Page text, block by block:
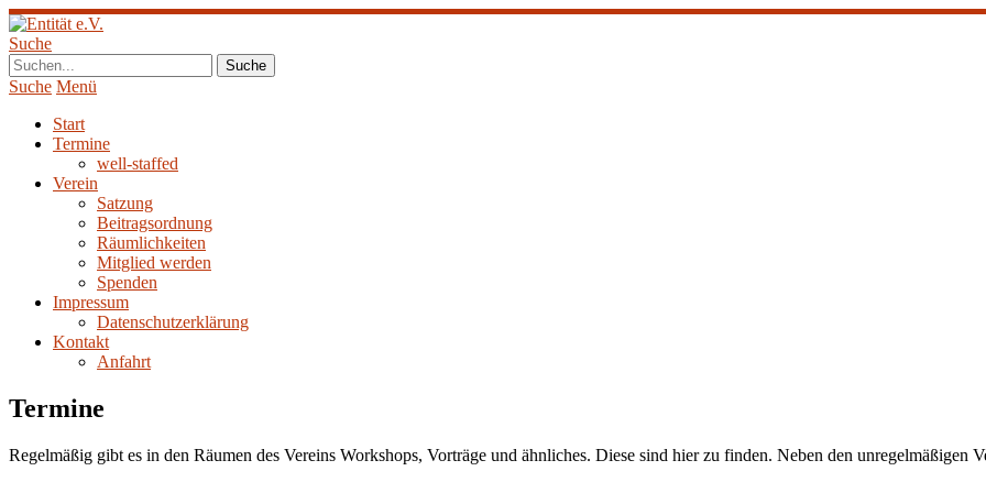
Suche
Suche Menü
Start
Termine
well-staffed
Verein
Satzung
Beitragsordnung
Räumlichkeiten
Mitglied werden
Spenden
Impressum
Datenschutzerklärung
Kontakt
Anfahrt
Termine
Regelmäßig gibt es in den Räumen des Vereins Workshops, Vorträge und ähnliches. Diese sind hier zu finden. Neben den unregelmäßigen